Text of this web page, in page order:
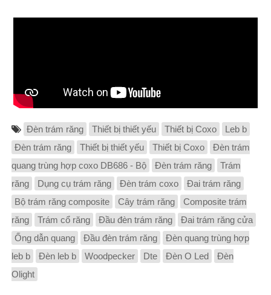
Đèn trám răng Thiết bị thiết yếu Thiết bị Coxo
Leb b
Đèn trám răng
Thiết bị thiết yếu Thiết bị Coxo
Đèn trám
quang trùng hợp coxo DB686 - Bộ
Đèn trám răng
Trám
răng
Dụng cụ trám răng Đèn trám coxo
Đai trám răng
Bộ trám răng composite
Cây trám răng
Composite trám
răng
Trám cổ răng Đầu đèn trám răng
Đai trám răng cửa
Ống dẫn quang
Đầu đèn trám răng
Đèn quang trùng hợp
leb b
Đèn leb b Woodpecker Dte Đèn O Led
Đèn
Olight